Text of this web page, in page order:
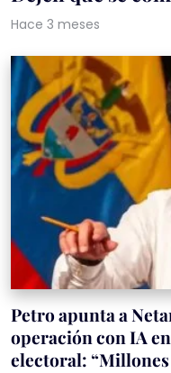
Hace 3 meses
Petro apunta a
operación con IA
electoral: